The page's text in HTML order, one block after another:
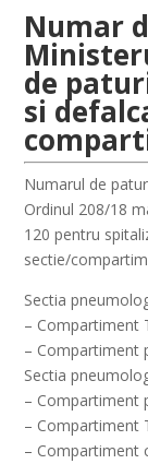
Numar
de
si
Numarul de
Ordinul 208/18
120 pentru
sectie/
Sectia
– Compartiment
– Compartiment
Sectia
– Compartiment
– Compartiment
– Compartiment